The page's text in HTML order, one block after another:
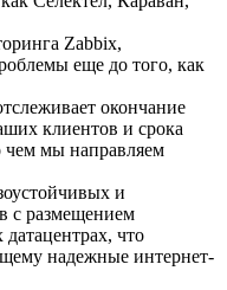
Zabbix,
еще до того, как
окончание
клиентов и срока
чем мы направляем
и
с размещением
что
надежные интернет-